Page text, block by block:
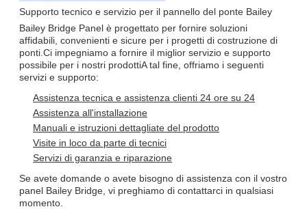
Supporto tecnico e servizio per il pannello del ponte Bailey
Bailey Bridge Panel è progettato per fornire soluzioni
affidabili, convenienti e sicure per i progetti di costruzione di
ponti.Ci impegniamo a fornire il miglior servizio e supporto
possibile per i nostri prodottiA tal fine, offriamo i seguenti
servizi e supporto:
Assistenza tecnica e assistenza clienti 24 ore su 24
Assistenza all'installazione
Manuali e istruzioni dettagliate del prodotto
Visite in loco da parte di tecnici
Servizi di garanzia e riparazione
Se avete domande o avete bisogno di assistenza con il vostro
panel Bailey Bridge, vi preghiamo di contattarci in qualsiasi
momento.